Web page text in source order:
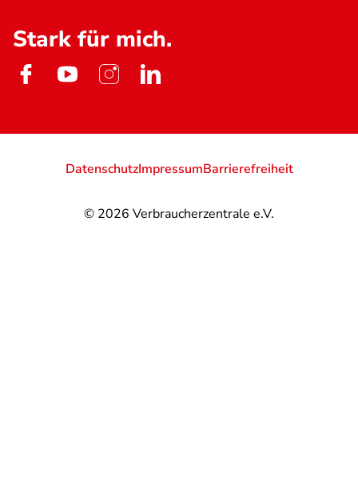
Stark für mich.
© 2026 Verbraucherzentrale e.V.
DatenschutzImpressumBarrierefreiheit